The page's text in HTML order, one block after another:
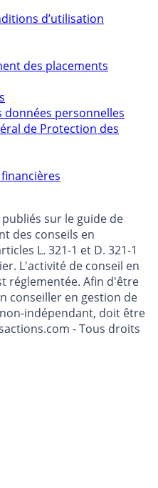
d’utilisation
des placements
données personnelles
de Protection des
sur le guide de
des conseils en
L. 321-1 et D. 321-1
L'activité de conseil en
réglementée. Afin d'être
conseiller en gestion de
indépendant, doit être
- Tous droits